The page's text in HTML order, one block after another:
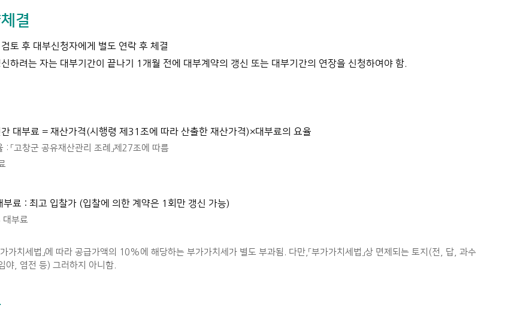
결
토 후 대부신청자에게 별도 연락 후 체결
하려는 자는 대부기간이 끝나기 1개월 전에 대부계약의 갱신 또는 대부기간의 연장을 신청하여야 함.
대부료 = 재산가격(시행령 제31조에 따라 산출한 재산가격)×대부료의 요율
: 「고창군 공유재산관리 조례」제27조에 따름
부료 : 최고 입찰가 (입찰에 의한 계약은 1회만 갱신 가능)
대부료
가치세법」에 따라 공급가액의 10%에 해당하는 부가가치세가 별도 부과됨. 다만,「부가가치세법」상 면제되는 토지(전, 답, 과수
야, 염전 등) 그러하지 아니함.